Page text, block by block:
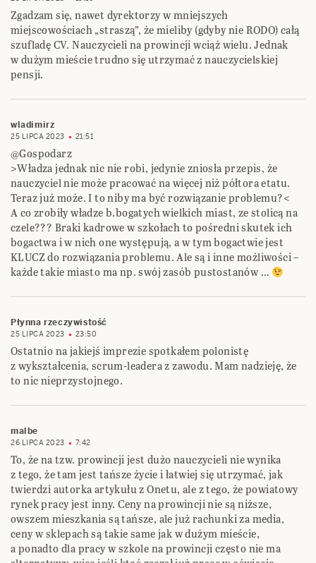
Zgadzam się, nawet dyrektorzy w mniejszych
miejscowościach „straszą”, że mieliby (gdyby nie RODO) całą
szufladę CV. Nauczycieli na prowincji wciąż wielu. Jednak
w dużym mieście trudno się utrzymać z nauczycielskiej
pensji.
wladimirz
25 LIPCA 2023 21:51
@Gospodarz
>Władza jednak nic nie robi, jedynie zniosła przepis, że
nauczyciel nie może pracować na więcej niż półtora etatu.
Teraz już może. I to niby ma być rozwiązanie problemu?<
A co zrobiły władze b.bogatych wielkich miast, ze stolicą na
czele??? Braki kadrowe w szkołach to pośredni skutek ich
bogactwa i w nich one występują, a w tym bogactwie jest
KLUCZ do rozwiązania problemu. Ale są i inne możliwości –
każde takie miasto ma np. swój zasób pustostanów …
Płynna rzeczywistość
25 LIPCA 2023 23:50
Ostatnio na jakiejś imprezie spotkałem polonistę
z wykształcenia, scrum-leadera z zawodu. Mam nadzieję, że
to nic nieprzystojnego.
malbe
26 LIPCA 2023 7:42
To, że na tzw. prowincji jest dużo nauczycieli nie wynika
z tego, że tam jest tańsze życie i łatwiej się utrzymać, jak
twierdzi autorka artykułu z Onetu, ale z tego, że powiatowy
rynek pracy jest inny. Ceny na prowincji nie są niższe,
owszem mieszkania są tańsze, ale już rachunki za media,
ceny w sklepach są takie same jak w dużym mieście,
a ponadto dla pracy w szkole na prowincji często nie ma